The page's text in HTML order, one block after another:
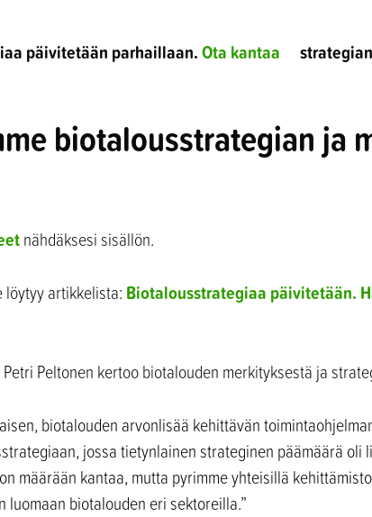
päivitetään parhaillaan.Ota kantaa
biotalousstrategian ja
nähdäksesi sisällön.
löytyy artikkelista: Biotalousstrategiaa päivitetään.
Peltonen kertoo biotalouden merkityksestä ja
biotalouden arvonlisää kehittävän
jossa tietynlainen strateginen päämäärä oli
määrään kantaa, mutta pyrimme yhteisillä
luomaan biotalouden eri sektoreilla.”